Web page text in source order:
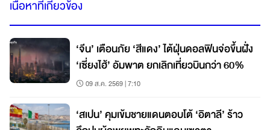
เนื้อหาที่เกี่ยวข้อง
‘จีน’ เตือนภัย ‘สีแดง’ ไต้ฝุ่นดอลฟินจ่อขึ้นฝั่ง
‘เซี่ยงไฮ้’ อัมพาต ยกเลิกเที่ยวบินกว่า 60%
09 ส.ค. 2569 | 7:10
‘สเปน’ คุมเข้มชายแดนตอบโต้ ‘อิตาลี’ ร้าว